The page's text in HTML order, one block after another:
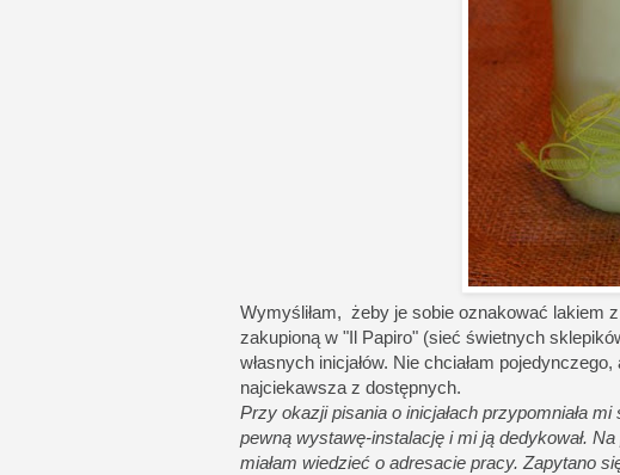
Wymyśliłam, żeby je sobie oznakować lakiem
zakupioną w "Il Papiro" (sieć świetnych
własnych inicjałów. Nie chciałam
najciekawsza z dostępnych.
Przy okazji pisania o inicjałach przypomniała
pewną wystawę-instalację i mi ją dedykował.
miałam wiedzieć o adresacie pracy. Zapytano